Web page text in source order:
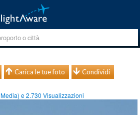
Carica le tue foto Condividi
Media) e2.730 Visualizzazioni